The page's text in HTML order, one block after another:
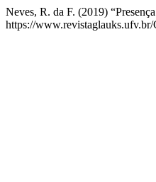
Neves, R. da F. (2019)
https://